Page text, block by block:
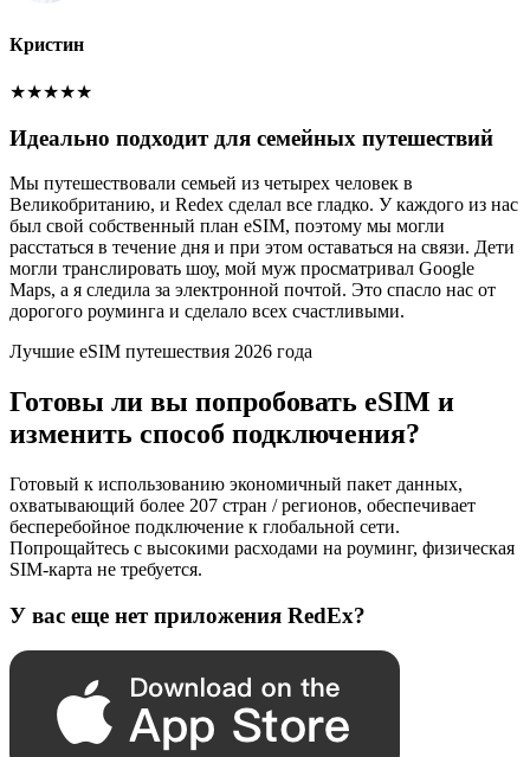
Кристин
★★★★★
Идеально подходит для семейных путешествий
Мы путешествовали семьей из четырех человек в
Великобританию, и Redex сделал все гладко. У каждого из нас
был свой собственный план eSIM, поэтому мы могли
расстаться в течение дня и при этом оставаться на связи. Дети
могли транслировать шоу, мой муж просматривал Google
Maps, а я следила за электронной почтой. Это спасло нас от
дорогого роуминга и сделало всех счастливыми.
Лучшие eSIM путешествия 2026 года
Готовы ли вы попробовать eSIM и
изменить способ подключения?
Готовый к использованию экономичный пакет данных,
охватывающий более 207 стран / регионов, обеспечивает
бесперебойное подключение к глобальной сети.
Попрощайтесь с высокими расходами на роуминг, физическая
SIM-карта не требуется.
У вас еще нет приложения RedEx?